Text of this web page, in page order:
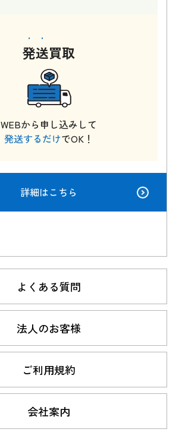
発送買取
WEBから申し込みして
発送するだけでOK！
詳細はこちら
よくある質問
法人のお客様
ご利用規約
会社案内